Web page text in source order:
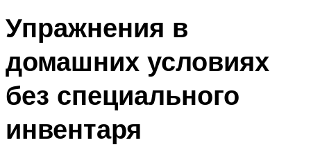
Упражнения в
домашних условиях
без специального
инвентаря